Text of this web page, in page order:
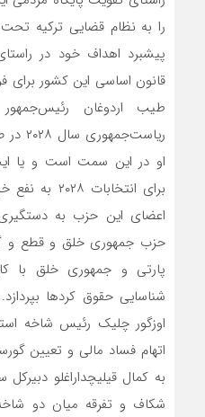
را به نظام قضایی ترکیه
پیشبرد اهداف خود در
قانون اساسی این کشور
طیب اردوغان رئیس‌جمهور
او در این سمت است و یا
برای
اعضای این حزب به
حزب جمهوری خلق و قطع و
پارتی و جمهوری خلق با
شناسایی حقوق کردها
اوزگور چلیک رئیس شاخه
اتهام فساد مالی و تعیین
به کمال قیلیچداراغلو
شکاف و تفرقه میان دو شاخه